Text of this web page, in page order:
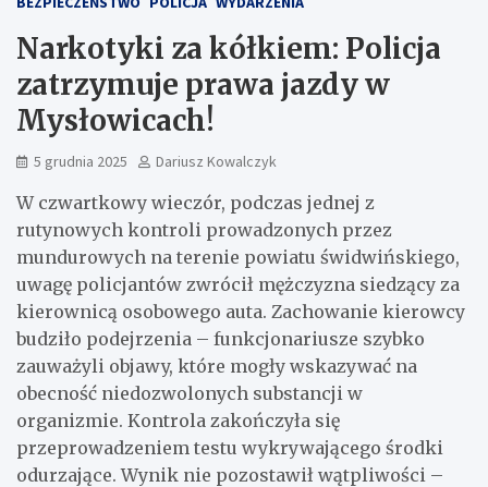
Narkotyki za kółkiem: Policja
zatrzymuje prawa jazdy w
Mysłowicach!
5 grudnia 2025 Dariusz Kowalczyk
W czwartkowy wieczór, podczas jednej z
rutynowych kontroli prowadzonych przez
mundurowych na terenie powiatu świdwińskiego,
uwagę policjantów zwrócił mężczyzna siedzący za
kierownicą osobowego auta. Zachowanie kierowcy
budziło podejrzenia – funkcjonariusze szybko
zauważyli objawy, które mogły wskazywać na
obecność niedozwolonych substancji w
organizmie. Kontrola zakończyła się
przeprowadzeniem testu wykrywającego środki
odurzające. Wynik nie pozostawił wątpliwości –